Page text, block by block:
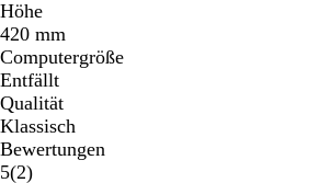
Höhe
420 mm
Computergröße
Entfällt
Qualität
Klassisch
Bewertungen
5(22
)